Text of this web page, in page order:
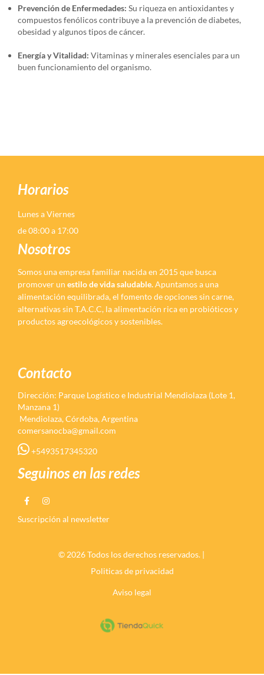
Prevención de Enfermedades: Su riqueza en antioxidantes y
compuestos fenólicos contribuye a la prevención de diabetes,
obesidad y algunos tipos de cáncer.
Energía y Vitalidad: Vitaminas y minerales esenciales para un
buen funcionamiento del organismo.
Horarios
Lunes a Viernes
de 08:00 a 17:00
Nosotros
Somos una empresa familiar nacida en 2015 que busca
promover un estilo de vida saludable.Apuntamos a una
alimentación equilibrada, el fomento de opciones sin carne,
alternativas sin T.A.C.C, la alimentación rica en probióticos y
productos agroecológicos y sostenibles.
Contacto
Dirección: Parque Logístico e Industrial Mendiolaza (Lote 1,
Manzana 1)
Mendiolaza, Córdoba, Argentina
comersanocba@gmail.com
+5493517345320
Seguinos en las redes
Suscripción al newsletter
© 2026 Todos los derechos reservados. |
Politicas de privacidad
Aviso legal